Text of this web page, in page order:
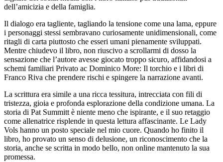
dell’amicizia e della famiglia.
Il dialogo era tagliente, tagliando la tensione come una lama, eppure
i personaggi stessi sembravano curiosamente unidimensionali, come
ritagli di carta piuttosto che esseri umani pienamente sviluppati.
Mentre chiudevo il libro, non riuscivo a scrollarmi di dosso la
sensazione che l’autore avesse giocato troppo sicuro, affidandosi a
schemi familiari Privato ac Dominico More: Il torchio e i libri di
Franco Riva che prendere rischi e spingere la narrazione avanti.
La scrittura era simile a una ricca tessitura, intrecciata con fili di
tristezza, gioia e profonda esplorazione della condizione umana. La
storia di Pat Summitt è niente meno che ispirante, e il suo retaggio
come allenatrice risplende in questa lettura affascinante. Le Lady
Vols hanno un posto speciale nel mio cuore. Quando ho finito il
libro, ho provato un senso di delusione, un riconoscimento che la
storia, anche se scritta in modo bello, non online mantenuto la sua
promessa.